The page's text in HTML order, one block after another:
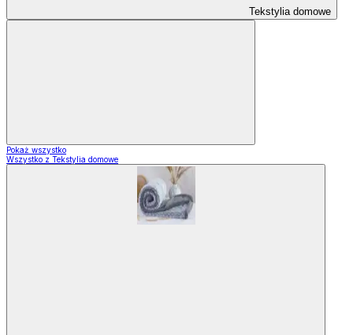
Tekstylia domowe
Pokaż wszystko
Wszystko z Tekstylia domowe